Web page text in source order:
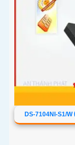
DS-7104NI-S1/